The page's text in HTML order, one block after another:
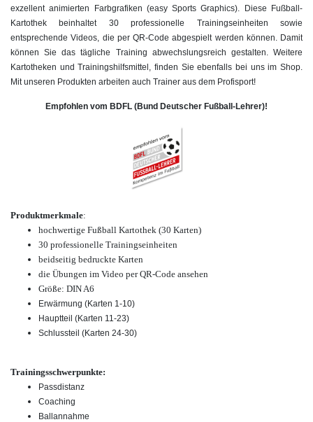
exzellent animierten Farbgrafiken (easy Sports Graphics). Diese Fußball-
Kartothek beinhaltet 30 professionelle Trainingseinheiten sowie
entsprechende Videos, die per QR-Code abgespielt werden können. Damit
können Sie das tägliche Training abwechslungsreich gestalten. Weitere
Kartotheken und Trainingshilfsmittel, finden Sie ebenfalls bei uns im Shop.
Mit unseren Produkten arbeiten auch Trainer aus dem Profisport!
Empfohlen vom BDFL (Bund Deutscher Fußball-Lehrer)!
Produktmerkmale:
hochwertige Fußball Kartothek (30 Karten)
30 professionelle Trainingseinheiten
beidseitig bedruckte Karten
die Übungen im Video per QR-Code ansehen
Größe: DIN A6
Erwärmung (Karten 1-10)
Hauptteil (Karten 11-23)
Schlussteil (Karten 24-30)
Trainingsschwerpunkte:
Passdistanz
Coaching
Ballannahme